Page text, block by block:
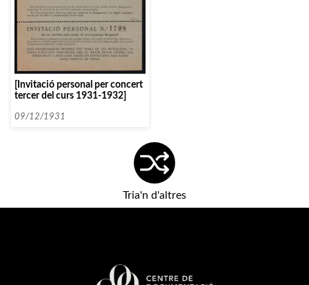
[Invitació personal per concert
tercer del curs 1931-1932]
09/12/1931
Tria'n d'altres